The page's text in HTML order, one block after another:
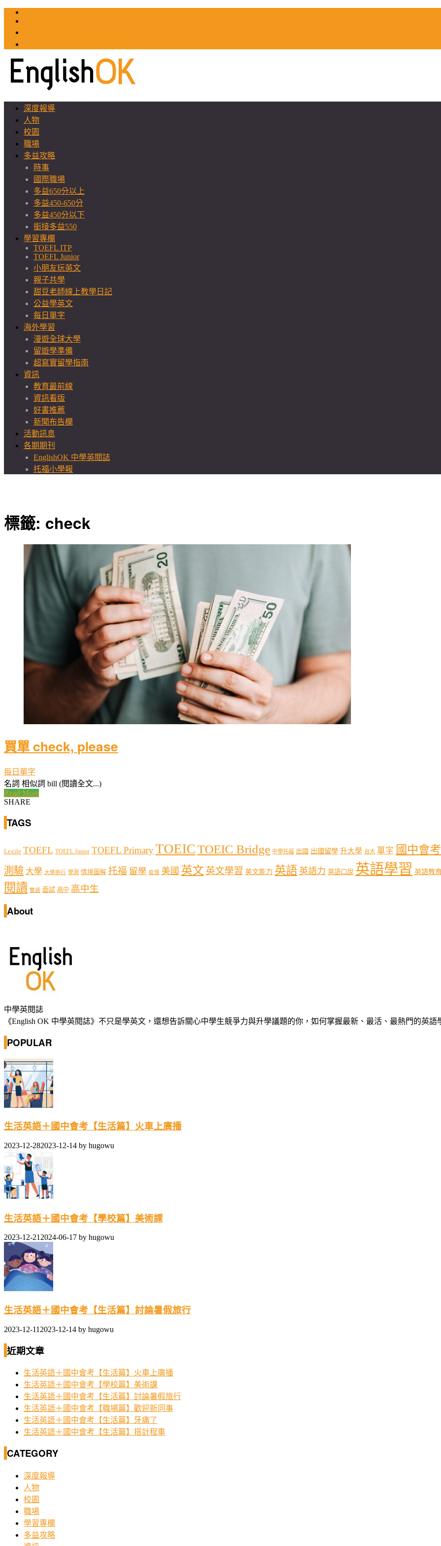
深度報導
人物
校園
職場
多益攻略
時事
國際職場
多益650分以上
多益450-650分
多益450分以下
銜接多益550
學習專欄
TOEFL ITP
TOEFL Junior
小朋友玩英文
親子共學
甜豆老師線上教學日記
公益學英文
每日單字
海外學習
漫遊全球大學
留遊學準備
超寫實留學指南
資訊
教育最前線
資訊看版
好書推薦
新聞布告欄
活動訊息
各期期刊
EnglishOK 中學英閱誌
托福小學報
標籤: check
買單 check, please
每日單字
名詞 相似詞 bill (閱讀全文...)
Read More
SHARE
TAGS
Lexile TOEFL TOEFL Junior TOEFL PrimaryTOEICTOEIC Bridge 中學托福 出國 出國留學 升大學 台大 單字 國中會考
測驗 大學 大學排行 學測 情境圖解 托福 留學 疫情 美國 英文 英文學習 英文能力 英語 英語力 英語口說 英語學習 英語教
閱讀 雙語 面試 高中 高中生
About
中學英閱誌
《English OK 中學英閱誌》不只是學英文，還想告訴關心中學生競爭力與升學議題的你，如何掌握最新、最活、最熱門的英語
POPULAR
生活英語＋國中會考【生活篇】火車上廣播
2023-12-282023-12-14 by hugowu
生活英語＋國中會考【學校篇】美術課
2023-12-212024-06-17 by hugowu
生活英語＋國中會考【生活篇】討論暑假旅行
2023-12-11 2023-12-14 by hugowu
近期文章
生活英語＋國中會考【生活篇】火車上廣播
生活英語＋國中會考【學校篇】美術課
生活英語＋國中會考【生活篇】討論暑假旅行
生活英語＋國中會考【職場篇】歡迎新同事
生活英語＋國中會考【生活篇】牙痛了
生活英語＋國中會考【生活篇】搭計程車
CATEGORY
深度報導
人物
校園
職場
學習專欄
多益攻略